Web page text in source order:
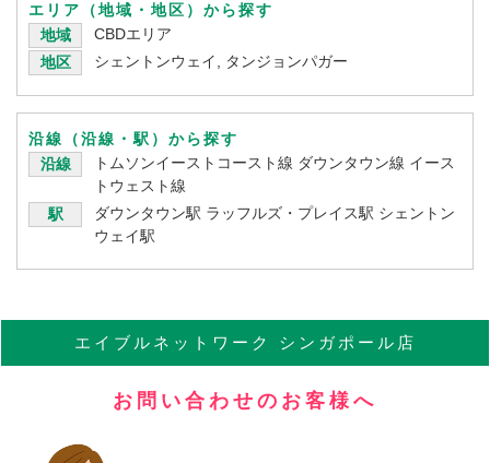
エリア（地域・地区）から探す
地域
CBDエリア
地区
シェントンウェイ, タンジョンパガー
沿線（沿線・駅）から探す
沿線
トムソンイーストコースト線 ダウンタウン線 イース
トウェスト線
駅
ダウンタウン駅 ラッフルズ・プレイス駅 シェントン
ウェイ駅
エイブル ネットワーク シンガポール店
お問い合わせのお客様へ